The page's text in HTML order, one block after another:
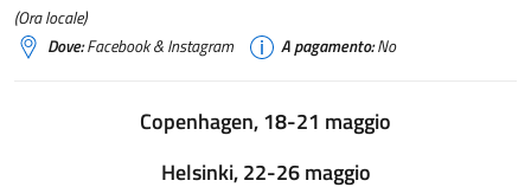
(Ora locale)
Dove:Facebook & Instagram A pagamento:No
Copenhagen, 18-21 maggio
Helsinki, 22-26 maggio